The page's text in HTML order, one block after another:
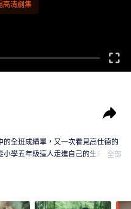
高清劇集
學五年級這人走進自己的生命後，
見高仕德出現！這次，不僅來不及在
全部